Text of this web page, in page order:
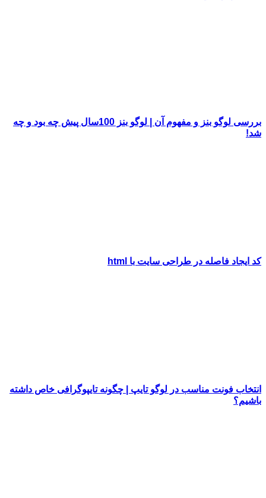
بررسی لوگو بنز و مفهوم آن | لوگو بنز 100سال پیش چه بود و چه
شد!
کد ایجاد فاصله در طراحی سایت با html
انتخاب فونت مناسب در لوگو تایپ | چگونه تایپوگرافی خاص داشته
باشیم؟